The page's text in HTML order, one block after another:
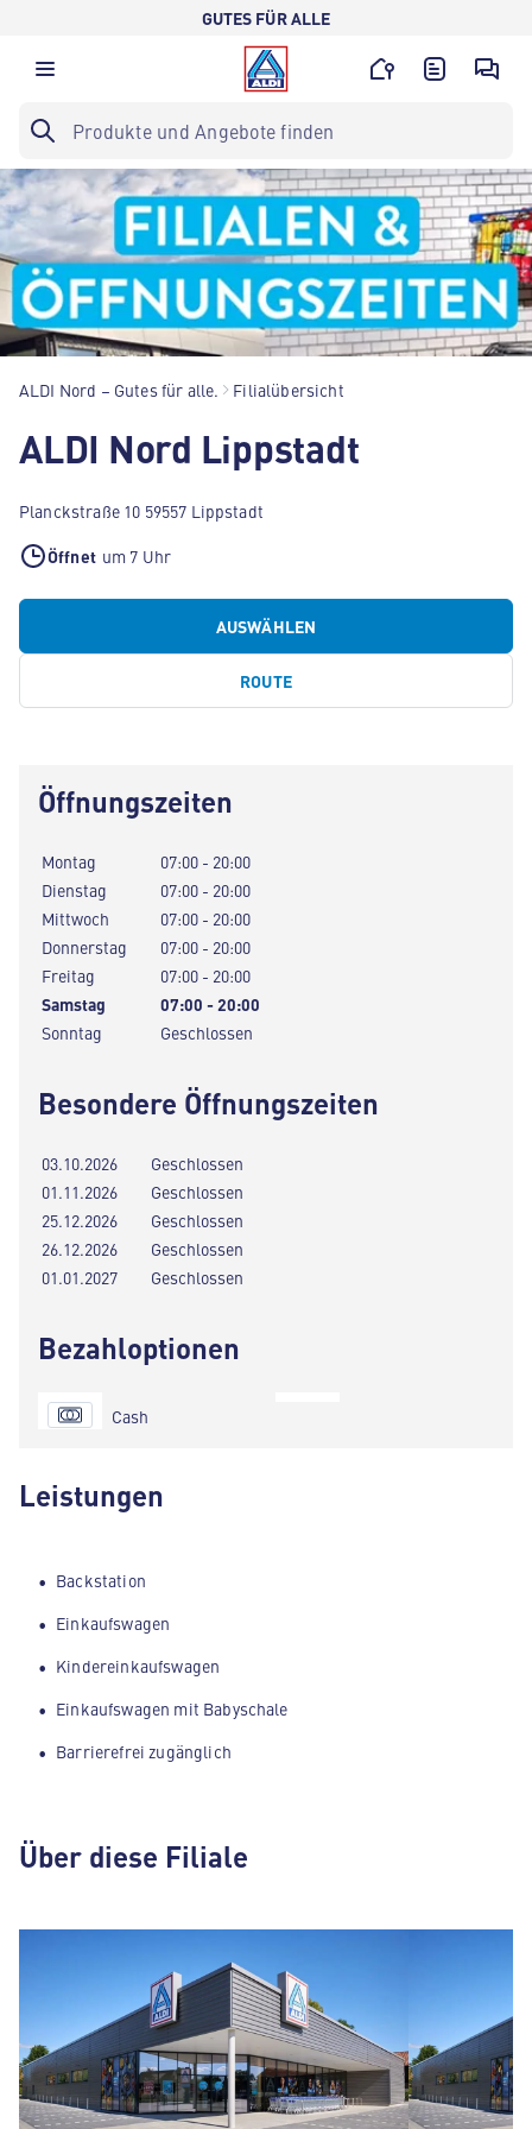
GUTES FÜR ALLE
ALDI Nord – Gutes für alle. Filialübersicht
ALDI Nord Lippstadt
Planckstraße 10 59557 Lippstadt
Öffnet um 7 Uhr
AUSWÄHLEN
ROUTE
Öffnungszeiten
Montag
07:00 - 20:00
Dienstag
07:00 - 20:00
Mittwoch
07:00 - 20:00
Donnerstag
07:00 - 20:00
Freitag
07:00 - 20:00
Samstag
07:00 - 20:00
Sonntag
Geschlossen
Besondere Öffnungszeiten
03.10.2026
Geschlossen
01.11.2026
Geschlossen
25.12.2026
Geschlossen
26.12.2026
Geschlossen
01.01.2027
Geschlossen
Bezahloptionen
Cash
Leistungen
Backstation
Einkaufswagen
Kindereinkaufswagen
Einkaufswagen mit Babyschale
Barrierefrei zugänglich
Über diese Filiale